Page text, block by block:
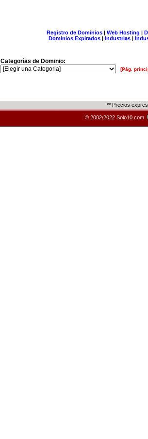
Registro de Dominios| Web Hosting |
Dominios Expirados | Industrias |
Categorías de Dominio:
[Pág.
** Precios
© 2002/2022 Solo10.com